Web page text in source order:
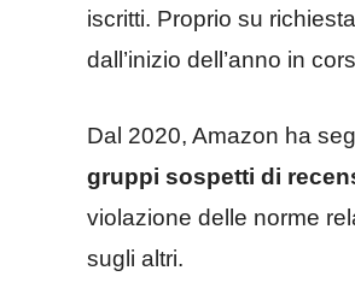
iscritti. Proprio su
dall’inizio dell’anno in
Dal 2020, Amazon ha
gruppi sospetti di
violazione delle norme
sugli altri.